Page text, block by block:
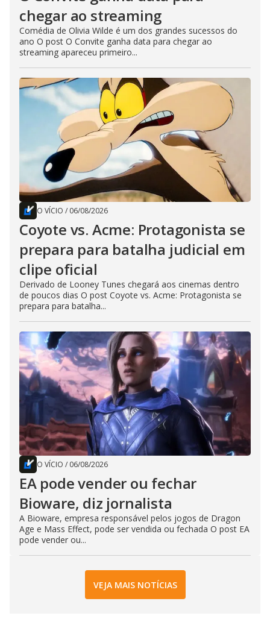
chegar ao streaming
Comédia de Olivia Wilde é um dos grandes sucessos do
ano O post O Convite ganha data para chegar ao
streaming apareceu primeiro...
O VÍCIO / 06/08/2026
Coyote vs. Acme: Protagonista se
prepara para batalha judicial em
clipe oficial
Derivado de Looney Tunes chegará aos cinemas dentro
de poucos dias O post Coyote vs. Acme: Protagonista se
prepara para batalha...
O VÍCIO / 06/08/2026
EA pode vender ou fechar
Bioware, diz jornalista
A Bioware, empresa responsável pelos jogos de Dragon
Age e Mass Effect, pode ser vendida ou fechada O post EA
pode vender ou...
VEJA MAIS NOTÍCIAS